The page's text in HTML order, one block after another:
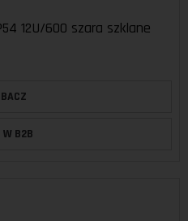
12U/600 szara szklane
W B2B